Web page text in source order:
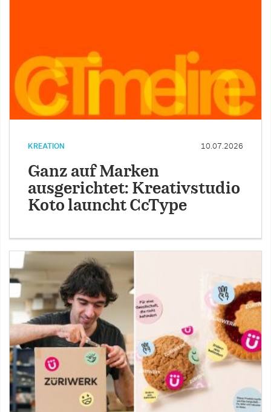
KREATION 10.07.2026
Ganz auf Marken
ausgerichtet: Kreativstudio
Koto launcht CcType